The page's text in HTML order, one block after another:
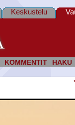
KOMMENTIT HAKU
Keskustelu